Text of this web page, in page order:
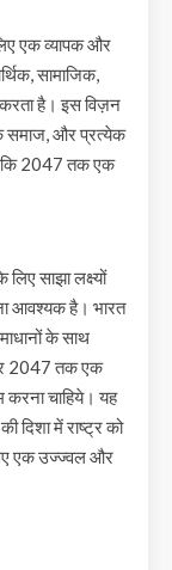
एक व्यापक और
सामाजिक,
करता है। इस विज़न
समाज, और प्रत्येक
2047 तक एक
साझा लक्ष्यों
आवश्यक है। भारत
के साथ
2047 तक एक
करना चाहिये। यह
दिशा में राष्ट्र को
एक उज्ज्वल और